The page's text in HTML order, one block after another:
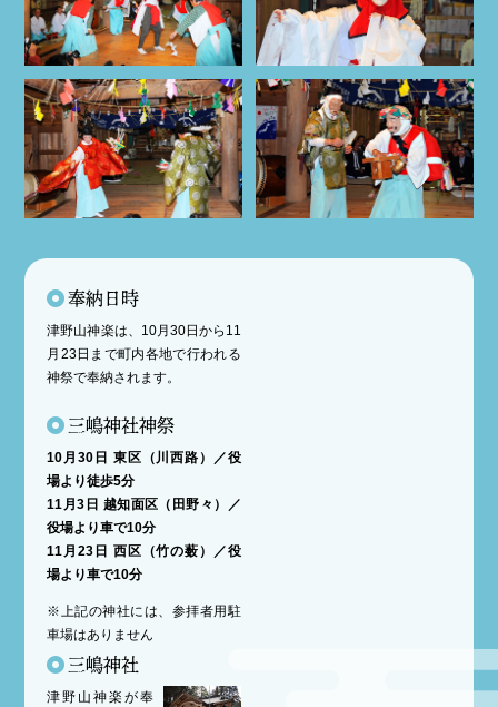
奉納日時
津野山神楽は、10月30日から11
月23日まで町内各地で行われる
神祭で奉納されます。
三嶋神社神祭
10月30日 東区（川西路）／役
場より徒歩5分
11月3日 越知面区（田野々）／
役場より車で10分
11月23日 西区（竹の薮）／役
場より車で10分
※上記の神社には、参拝者用駐
車場はありません
三嶋神社
津野山神楽が奉